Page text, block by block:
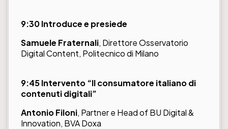
9:30 Introduce e presiede
Samuele Fraternali, Direttore Osservatorio
Digital Content, Politecnico di Milano
9:45 Intervento “Il consumatore italiano di
contenuti digitali”
Antonio Filoni, Partner e Head of BU Digital &
Innovation, BVA Doxa